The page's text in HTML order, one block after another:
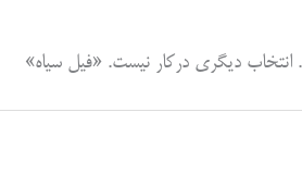
دیگری درکار نیست. «فیل سیاه»